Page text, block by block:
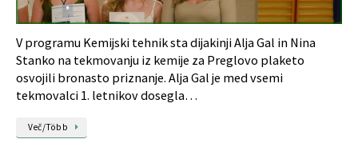
V programu Kemijski tehnik sta dijakinji Alja Gal in Nina
Stanko na tekmovanju iz kemije za Preglovo plaketo
osvojili bronasto priznanje. Alja Gal je med vsemi
tekmovalci 1. letnikov dosegla…
Več/Több